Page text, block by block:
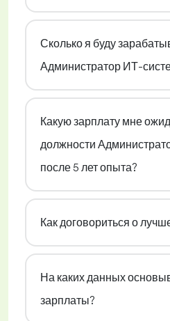
Сколько я буду
Администратор ИТ-
Какую зарплату мне
должности
после 5 лет опыта?
Как договориться о
На каких данных
зарплаты?